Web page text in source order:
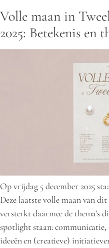
Volle maan in
2025: Betekenis en
Op vrijdag 5 december 2025
Deze laatste volle maan van
versterkt daarmee de thema’s
spotlight staan: communicatie,
ideeën en (creatieve)